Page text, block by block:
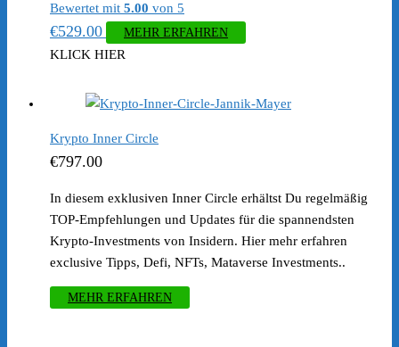
Bewertet mit 5.00 von 5
€529.00 MEHR ERFAHREN
KLICK HIER
Krypto Inner Circle
€797.00
In diesem exklusiven Inner Circle erhältst Du regelmäßig
TOP-Empfehlungen und Updates für die spannendsten
Krypto-Investments von Insidern. Hier mehr erfahren
exclusive Tipps, Defi, NFTs, Mataverse Investments..
MEHR ERFAHREN